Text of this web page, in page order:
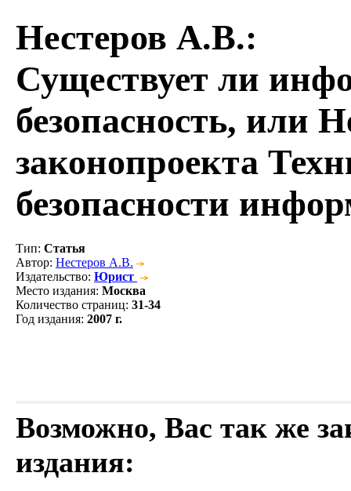
Нестеров А.В.:
Существует ли
безопасность, или
законопроекта
безопасности
Тип: Статья
Автор: Нестеров А.В.
Издательство: Юрист
Место издания: Москва
Количество страниц: 31-34
Год издания: 2007 г.
Возможно, Вас так же
издания: